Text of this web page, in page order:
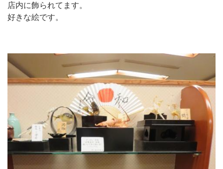
店内に飾られてます。
好きな絵です。